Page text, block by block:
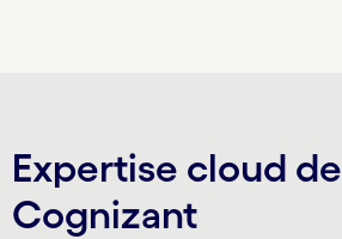
Expertise cloud de
Cognizant